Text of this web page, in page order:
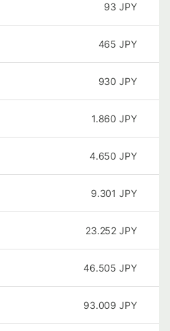
93 JPY
465 JPY
930 JPY
1.860 JPY
4.650 JPY
9.301 JPY
23.252 JPY
46.505 JPY
93.009 JPY